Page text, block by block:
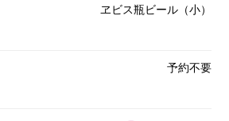
ヱビス瓶ビール（小）
予約不要